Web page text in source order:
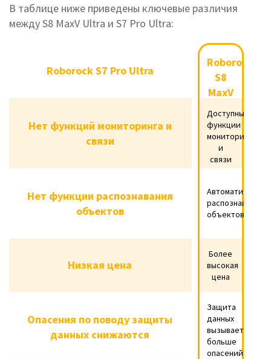
В таблице ниже приведены ключевые различия
между S8 MaxV Ultra и S7 Pro Ultra:
связи
Доступны
объектов
данных снижаются
Защита
Roborock
S8
MaxV
Ultra
Доступны
функции
мониторинга
и
связи
Автоматическое
распознавание
объектов
Более
высокая
цена
Защита
данных
вызывает
больше
опасений
Roborock S7 Pro Ultra
Нет функций мониторинга и
связи
Нет функции распознавания
объектов
Низкая цена
Опасения по поводу защиты
данных снижаются